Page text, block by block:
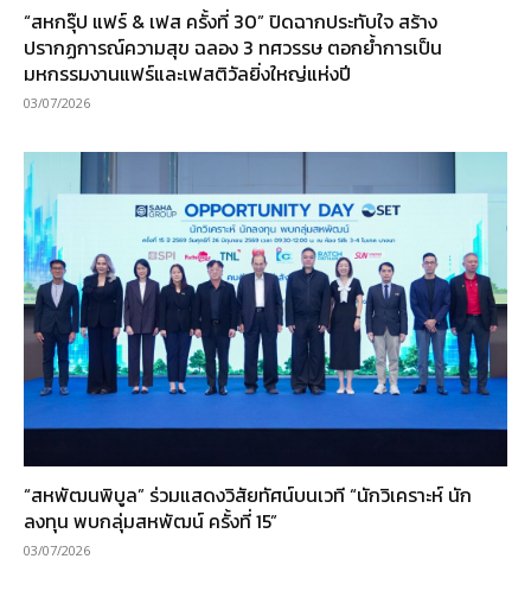
“สหกรุ๊ป แฟร์ & เฟส ครั้งที่ 30” ปิดฉากประทับใจ สร้าง
ปรากฏการณ์ความสุข ฉลอง 3 ทศวรรษ ตอกย้ำการเป็น
มหกรรมงานแฟร์และเฟสติวัลยิ่งใหญ่แห่งปี
03/07/2026
“สหพัฒนพิบูล” ร่วมแสดงวิสัยทัศน์บนเวที “นักวิเคราะห์ นัก
ลงทุน พบกลุ่มสหพัฒน์ ครั้งที่ 15”
03/07/2026